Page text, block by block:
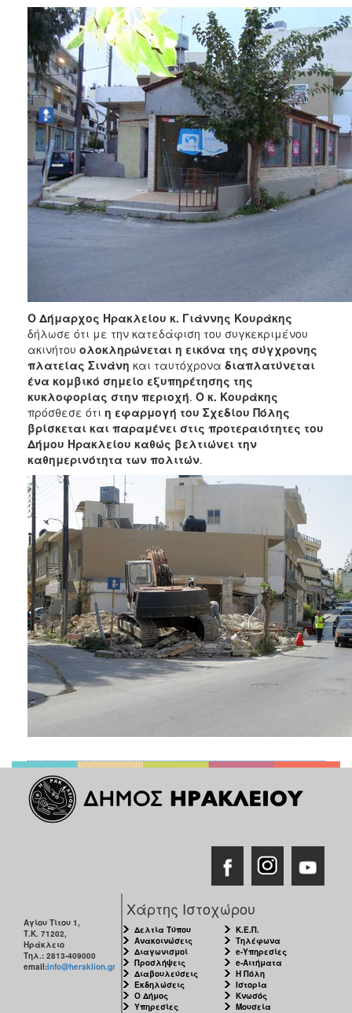
ΤΟΠΟΣ
ΠΟΛΙΤΙΣΜΟΣ
ΑΝΘΕΚΤΙΚΗ
ΠΟΛΗ
Ο Δήμαρχος Ηρακλείου κ. Γιάννης Κουράκης
δήλωσε ότι με την κατεδάφιση του συγκεκριμένου
ακινήτου ολοκληρώνεται η εικόνα της σύγχρονης
πλατείας Σινάνη και ταυτόχρονα διαπλατύνεται
ένα κομβικό σημείο εξυπηρέτησης της
κυκλοφορίας στην περιοχή. Ο κ. Κουράκης
πρόσθεσε ότι η εφαρμογή του Σχεδίου Πόλης
βρίσκεται και παραμένει στις προτεραιότητες του
Δήμου Ηρακλείου καθώς βελτιώνει την
καθημερινότητα των πολιτών.
Αγίου Τίτου 1,
Τ.Κ. 71202,
Ηράκλειο
Τηλ.: 2813-409000
email:info@heraklion.gr
Χάρτης Ιστοχώρου
Δελτία Τύπου
Ανακοινώσεις
Διαγωνισμοί
Προσλήψεις
Διαβουλεύσεις
Εκδηλώσεις
Ο Δήμος
Υπηρεσίες
Κ.Ε.Π.
Τηλέφωνα
e-Υπηρεσίες
e-Αιτήματα
Η Πόλη
Ιστορία
Κνωσός
Μουσεία